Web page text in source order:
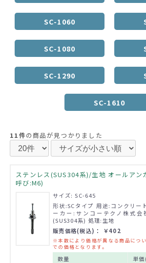
SC-1060
SC-1080
SC-1290
SC-1610
11件の商品が見つかりました
ステンレス(SUS304系)/生地 オールアン
呼び:M6)
サイズ: SC-645
形状:SCタイプ 用途:コンクリー
ーカー:サンコーテクノ株式
(SUS304系) 処理:生地
販売価格(税込)： ￥402
※本数により価格が異なる商品につ
での価格となります。
数量
単